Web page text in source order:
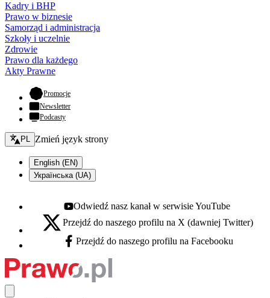
Kadry i BHP
Prawo w biznesie
Samorząd i administracja
Szkoły i uczelnie
Zdrowie
Prawo dla każdego
Akty Prawne
Promocje- otwiera się w nowej karcie
Newsletter
Podcasty
Zmień język - bieżący:
PL Zmień język strony
English (EN)
Українська (UA)
Youtube - otwiera się w nowej karcie
Odwiedź nasz kanał w serwisie YouTube
X - otwiera się w nowej karcie
Przejdź do naszego profilu na X (dawniej Twitter)
Facebook - otwiera się w nowej karcie
Przejdź do naszego profilu na Facebooku